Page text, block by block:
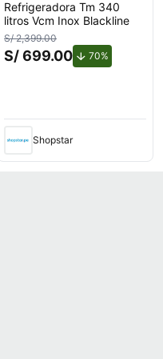
Refrigeradora Tm 340
litros Vcm Inox Blackline
S/ 2,399.00
S/ 699.00 70%
Shopstar